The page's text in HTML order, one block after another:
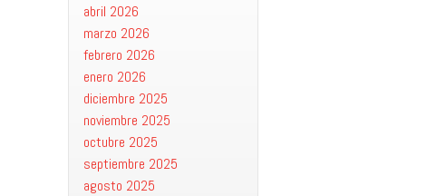
abril 2026
marzo 2026
febrero 2026
enero 2026
diciembre 2025
noviembre 2025
octubre 2025
septiembre 2025
agosto 2025